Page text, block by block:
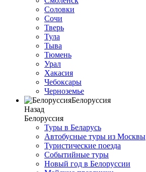
Соловки
Сочи
Тверь
Тула
Тыва
Тюмень
Урал
Хакасия
Чебоксары
Черноземье
Белоруссия
Назад
Белоруссия
Туры в Беларусь
Автобусные туры из Москвы
Туристические поезда
Событийные туры
Новый год в Белоруссии